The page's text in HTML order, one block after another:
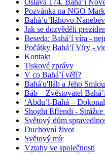
Oslava 174. Bahá’í
Pozvánka na NGO
Bahá’u’lláhovo
Jak se dozvěděli
Beseda: Bahá’í víra -
Počátky Bahá’í Víry -
Kontakt
Tiskové zprávy
V co Bahá’í věří?
Bahá'u'lláh a Jeho
Báb – Zvěstovatel
‘Abdu’l-Bahá –
Shoghi Effendi -
Světový dům
Duchovní život
Světový mír
Vztahy ve společnosti